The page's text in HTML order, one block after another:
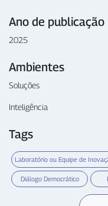
Ano de publicação
2025
Ambientes
Soluções
Inteligência
Tags
Laboratório ou Equipe de
Diálogo Democrático